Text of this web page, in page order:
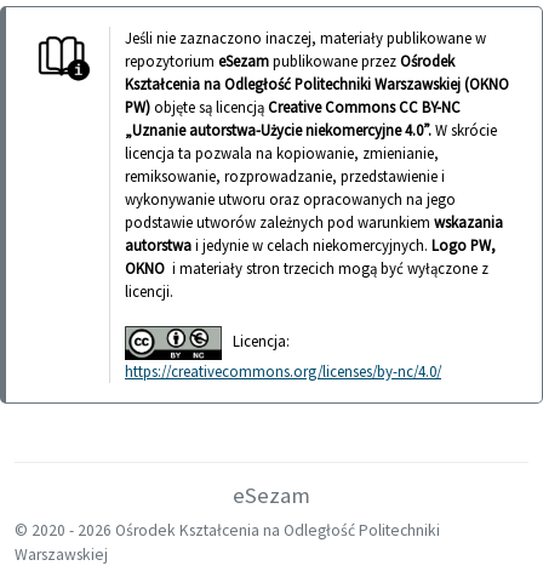
Jeśli nie zaznaczono inaczej, materiały publikowane w
repozytorium eSezampublikowane przezOśrodek
Kształcenia na Odległość Politechniki Warszawskiej (OKNO
PW)objęte są licencjąCreative Commons CC BY-NC
„Uznanie autorstwa-Użycie niekomercyjne 4.0”.W skrócie
licencja ta pozwala na kopiowanie, zmienianie,
remiksowanie, rozprowadzanie, przedstawienie i
wykonywanie utworu oraz opracowanych na jego
podstawie utworów zależnych pod warunkiem wskazania
autorstwai jedynie w celach niekomercyjnych. Logo PW,
OKNO i materiały stron trzecich mogą być wyłączone z
licencji.
Licencja:
https://creativecommons.org/licenses/by-nc/4.0/
eSezam
© 2020 - 2026 Ośrodek Kształcenia na Odległość Politechniki
Warszawskiej